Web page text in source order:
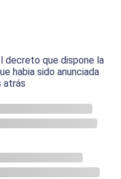
decreto que dispone la
habia sido anunciada
atrás